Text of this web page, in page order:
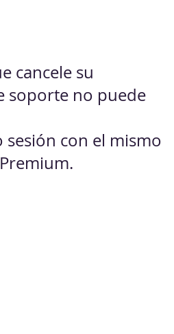
cancele su
soporte no puede
sesión con el mismo